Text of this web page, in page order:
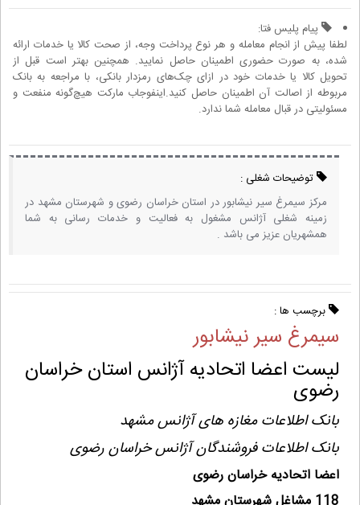
پیام پلیس فتا:
لطفا پیش از انجام معامله و هر نوع پرداخت وجه، از صحت کالا یا خدمات ارائه
شده، به صورت حضوری اطمینان حاصل نمایید. همچنین بهتر است قبل از
تحویل کالا یا خدمات خود در ازای چک‌های رمزدار بانکی، با مراجعه به بانک
مربوطه از اصالت آن اطمینان حاصل کنید.اینفوجاب مارکت هیچ‌گونه منفعت و
مسئولیتی در قبال معامله شما ندارد.
توضیحات شغلی :
مرکز سیمرغ سیر نیشابور در استان خراسان رضوی و شهرستان مشهد در
زمینه شغلی آژانس مشغول به فعالیت و خدمات رسانی به شما
همشهریان عزیز می باشد .
برچسب ها :
سیمرغ سیر نیشابور
لیست اعضا اتحادیه آژانس استان خراسان
رضوی
بانک اطلاعات مغازه های آژانس مشهد
بانک اطلاعات فروشندگان آژانس خراسان رضوی
اعضا اتحادیه خراسان رضوی